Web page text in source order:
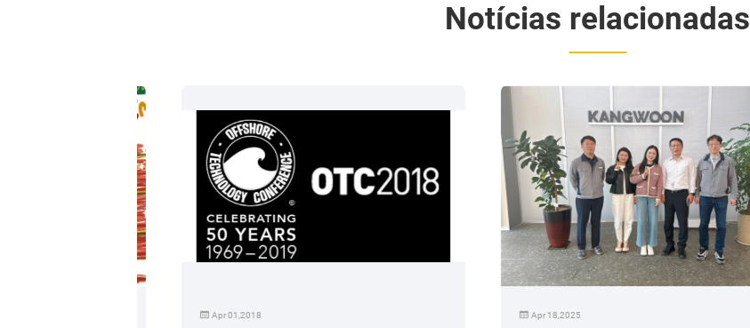
Notícias relacionadas
Apr 01,2018 Apr 18,2025